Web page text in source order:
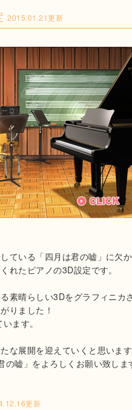
2015.01.21更新
ている「四月は君の嘘」に欠
れたピアノの3D設定です。
素晴らしい3Dをグラフィニ
りました！
ます。
な展開を迎えていくと思いま
の嘘」をよろしくお願い致しま
更新